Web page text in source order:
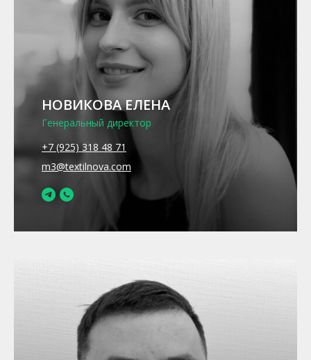
НОВИКОВА ЕЛЕНА
Генеральный директор
+7 (925) 318 48 71
m3@textilnova.com